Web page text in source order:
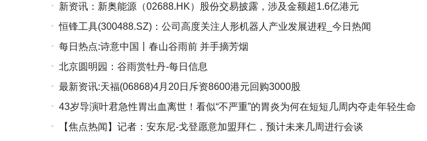
新资讯：新奥能源（02688.HK）股份交易披露，涉及金额超1.6亿港元
恒锋工具(300488.SZ)：公司高度关注人形机器人产业发展进程_今日热闻
每日热点:诗意中国丨春山谷雨前 并手摘芳烟
北京圆明园：谷雨赏牡丹-每日信息
最新资讯:天福(06868)4月20日斥资8600港元回购3000股
43岁导演叶君急性胃出血离世！看似“不严重”的胃炎为何在短短几周内夺走年轻生命
【焦点热闻】记者：安东尼-戈登愿意加盟拜仁，预计未来几周进行会谈